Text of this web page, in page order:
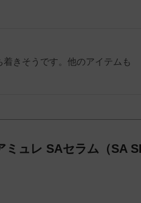
きそうです。他のアイテムも
ミュレ SAセラム（SA